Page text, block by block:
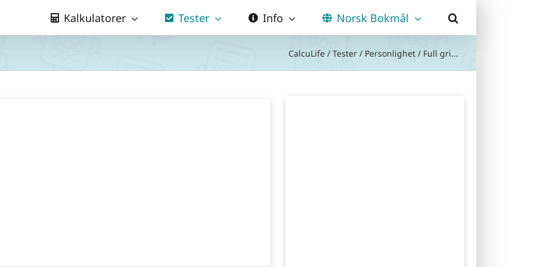
Kalkulatorer Tester Info Norsk Bokmål
CalcuLife / Tester / Personlighet / Full gri...